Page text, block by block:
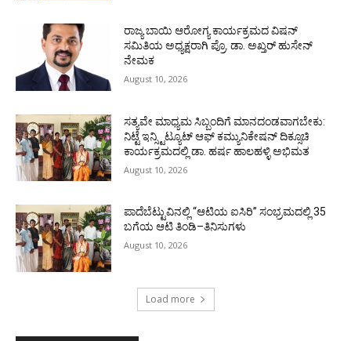
ರಾಜ್ಯ ಬಾಯಿ ಆರೋಗ್ಯ ಕಾರ್ಯಕ್ರಮದ ವಿಷನ್
ಸಮಿತಿಯ ಅಧ್ಯಕ್ಷರಾಗಿ ಪ್ರೊ. ಡಾ. ಅಖ್ತರ್ ಹುಸೇನ್
ನೇಮಕ
August 10, 2026
ಸತ್ಯವೇ ಮಾಧ್ಯಮ ಸಿಬ್ಬಂದಿಗೆ ಮಾನದಂಡವಾಗಬೇಕು:
ನಿಟ್ಟೆ ಇನ್ಸ್ಟಿಟ್ಯೂಟ್ ಆಫ್ ಕಮ್ಯುನಿಕೇಷನ್ ದಿಕ್ಸೂಚಿ
ಕಾರ್ಯಕ್ರಮದಲ್ಲಿ ಡಾ. ಹರ್ಷ ಹಾಲಹಳ್ಳಿ ಅಭಿಮತ
August 10, 2026
ಪಾದೆಬೆಟ್ಟುವಿನಲ್ಲಿ “ಆಟಿಯ ಐಸಿರಿ’’ ಸಂಭ್ರಮದಲ್ಲಿ 35
ಬಗೆಯ ಆಟಿ ತಿಂಡಿ–ತಿನಿಸುಗಳು
August 10, 2026
Load more